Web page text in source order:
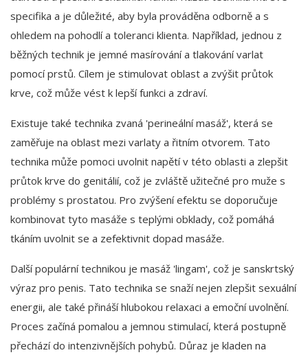
specifika a je důležité, aby byla prováděna odborně a s
ohledem na pohodlí a toleranci klienta. Například, jednou z
běžných technik je jemné masírování a tlakování varlat
pomocí prstů. Cílem je stimulovat oblast a zvýšit průtok
krve, což může vést k lepší funkci a zdraví.
Existuje také technika zvaná 'perineální masáž', která se
zaměřuje na oblast mezi varlaty a řitním otvorem. Tato
technika může pomoci uvolnit napětí v této oblasti a zlepšit
průtok krve do genitálií, což je zvláště užitečné pro muže s
problémy s prostatou. Pro zvýšení efektu se doporučuje
kombinovat tyto masáže s teplými obklady, což pomáhá
tkáním uvolnit se a zefektivnit dopad masáže.
Další populární technikou je masáž 'lingam', což je sanskrtský
výraz pro penis. Tato technika se snaží nejen zlepšit sexuální
energii, ale také přináší hlubokou relaxaci a emoční uvolnění.
Proces začíná pomalou a jemnou stimulací, která postupně
přechází do intenzivnějších pohybů. Důraz je kladen na